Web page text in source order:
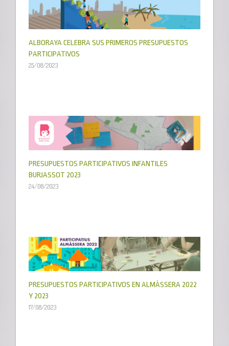
ALBORAYA CELEBRA SUS PRIMEROS PRESUPUESTOS
PARTICIPATIVOS
25/08/2023
PRESUPUESTOS PARTICIPATIVOS INFANTILES
BURJASSOT 2023
24/08/2023
PRESUPUESTOS PARTICIPATIVOS EN ALMÀSSERA 2022
Y 2023
17/08/2023